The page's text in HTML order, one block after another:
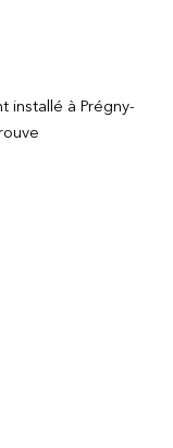
installé à Prégny-